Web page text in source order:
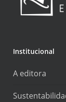
Institucional
A editora